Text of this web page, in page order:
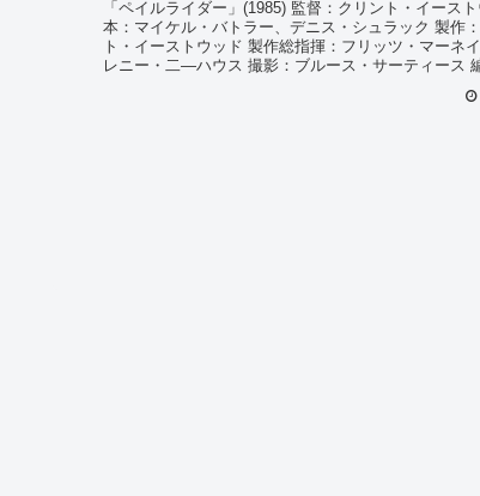
「ペイルライダー」(1985) 監督：クリント・イース
本：マイケル・バトラー、デニス・シュラック 製作
ト・イーストウッド 製作総指揮：フリッツ・マーネ
レニー・二―ハウス 撮影：ブルース・サーティース